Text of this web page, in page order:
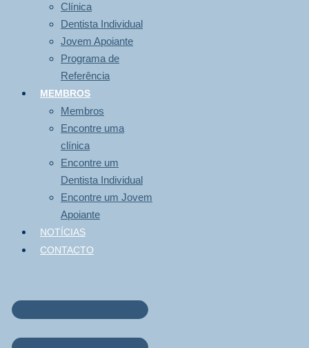
Clínica
Dentista Individual
Jovem Apoiante
Programa de
Referência
MEMBROS
Membros
Encontre uma
clínica
Encontre um
Dentista Individual
Encontre um Jovem
Apoiante
NOTÍCIAS
CONTACTO